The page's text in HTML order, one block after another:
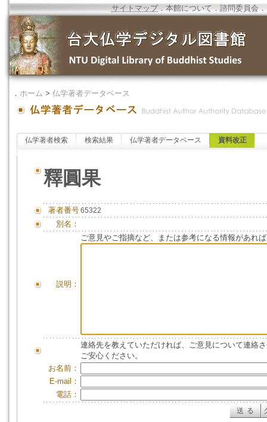
サイトマップ．本館について ．諮問委員会 ．
． ホーム > 仏学著者データベース
仏学著者検索 検索結果 仏学著者データベース 資料改正
釋圓果
著者番号65322
別名：
説明：
ご意見やご指摘など、または参考になる情報があれ
連絡先を教えていただければ、ご意見について連絡
ご安心ください。
お名前：
E-mail：
電話：